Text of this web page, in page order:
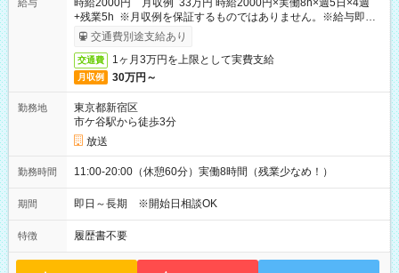
給与
時給2000円 月収例 33万円 時給2000円×実働8h×週5日×4週
+残業5h ※月収例を保証するものではありません。※給与即受
取りサービス利用可（利用条件有）
交通費別途支給あり
交通費 1ヶ月3万円を上限として実費支給
月収例 30万円～
勤務地
東京都新宿区
市ケ谷駅から徒歩3分
放送
勤務時間 11:00-20:00（休憩60分）実働8時間（残業少なめ！）
期間 即日～長期 ※開始日相談OK
特徴 履歴書不要